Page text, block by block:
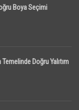
Boya Seçimi
Doğru Yalıtım